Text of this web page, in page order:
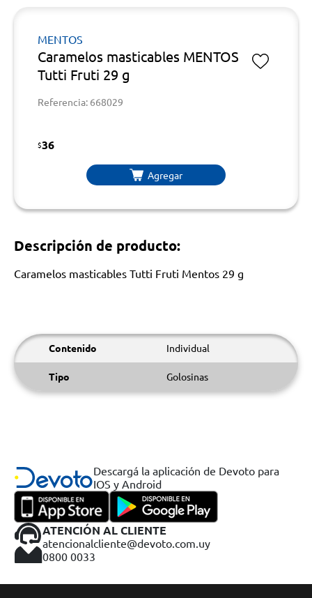
MENTOS
Caramelos masticables MENTOS
Tutti Fruti 29 g
Referencia: 668029
$36
Agregar
Descripción de producto:
Caramelos masticables Tutti Fruti Mentos 29 g
Contenido Individual
Tipo Golosinas
Descargá la aplicación de Devoto para
IOS y Android
ATENCIÓN AL CLIENTE
atencionalcliente@devoto.com.uy
0800 0033